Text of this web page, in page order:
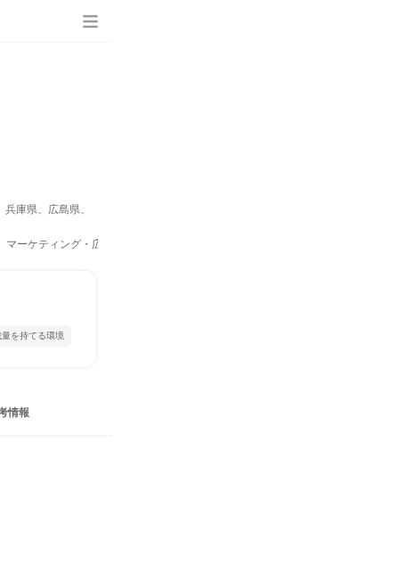
庫県、広島県、
ーケティング・広告・宣伝）
を持てる環境
情報